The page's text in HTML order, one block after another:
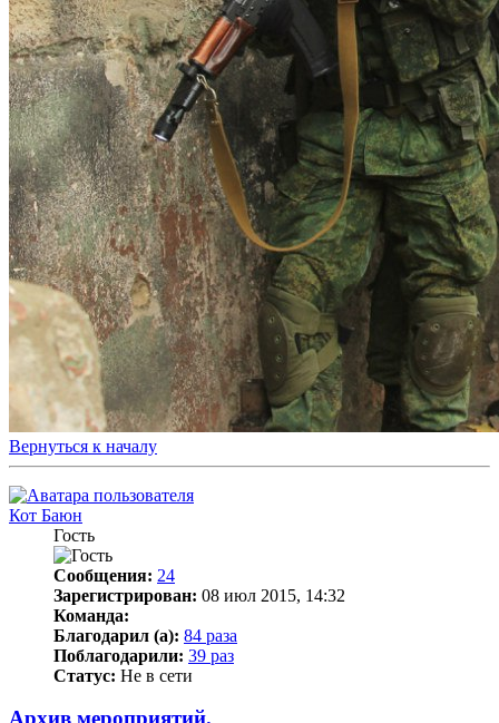
Вернуться к началу
Кот Баюн
Гость
Сообщения: 24
Зарегистрирован: 08 июл 2015, 14:32
Команда:
Благодарил (а): 84 раза
Поблагодарили: 39 раз
Статус: Не в сети